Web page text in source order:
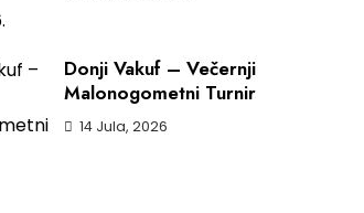
Donji Vakuf – Večernji
Malonogometni Turnir
14 Jula, 2026